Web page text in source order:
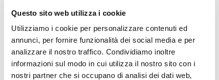
Questo sito web utilizza i cookie
Utilizziamo i cookie per personalizzare contenuti ed
annunci, per fornire funzionalità dei social media e per
analizzare il nostro traffico. Condividiamo inoltre
informazioni sul modo in cui utilizza il nostro sito con i
nostri partner che si occupano di analisi dei dati web,
Tuo figlio ha bisogno di aiuto con
la lingua italiana?
Bambini con disabilità